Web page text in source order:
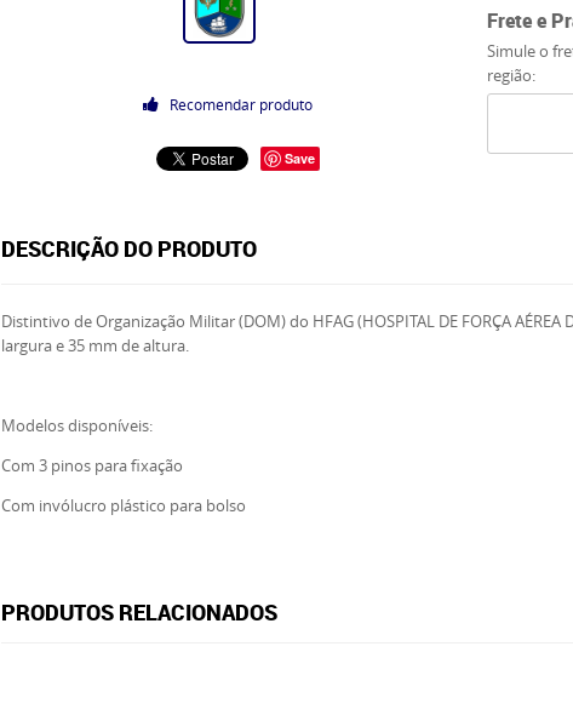
Recomendar produto
Save
Frete e
Simule o
região:
DESCRIÇÃO DO PRODUTO
Distintivo de Organização Militar (DOM) do HFAG (HOSPITAL DE FORÇA
largura e 35 mm de altura.
Modelos disponíveis:
Com 3 pinos para fixação
Com invólucro plástico para bolso
PRODUTOS RELACIONADOS